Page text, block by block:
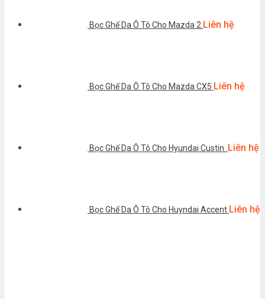
Bọc Ghế Da Ô Tô Cho Mazda 2 Liên hệ
Bọc Ghế Da Ô Tô Cho Mazda CX5 Liên hệ
Bọc Ghế Da Ô Tô Cho Hyundai Custin Liên hệ
Bọc Ghế Da Ô Tô Cho Huyndai Accent Liên hệ